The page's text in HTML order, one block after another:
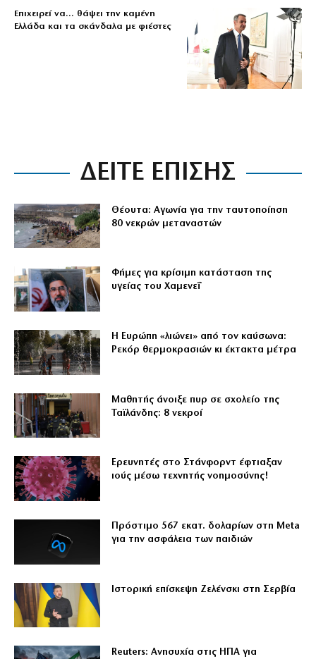
Επιχειρεί να… θάψει την καμένη
Ελλάδα και τα σκάνδαλα με φιέστες
ΔΕΙΤΕ ΕΠΙΣΗΣ
Θέουτα: Αγωνία για την ταυτοποίηση
80 νεκρών μεταναστών
Φήμες για κρίσιμη κατάσταση της
υγείας του Χαμενεΐ
Η Ευρώπη «λιώνει» από τον καύσωνα:
Ρεκόρ θερμοκρασιών κι έκτακτα μέτρα
Μαθητής άνοιξε πυρ σε σχολείο της
Ταϊλάνδης: 8 νεκροί
Ερευνητές στο Στάνφορντ έφτιαξαν
ιούς μέσω τεχνητής νοημοσύνης!
Πρόστιμο 567 εκατ. δολαρίων στη Meta
για την ασφάλεια των παιδιών
Ιστορική επίσκεψη Ζελένσκι στη Σερβία
Reuters: Ανησυχία στις ΗΠΑ για